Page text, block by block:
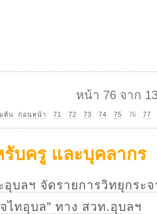
หน้า 76 จาก
ต้น ก่อนหน้า 71 72 73 74 75 76 77
บครู และบุคลากร
อุบลฯ จัดรายการวิทยุกระจ
จไทอุบล” ทาง สวท.อุบลฯ